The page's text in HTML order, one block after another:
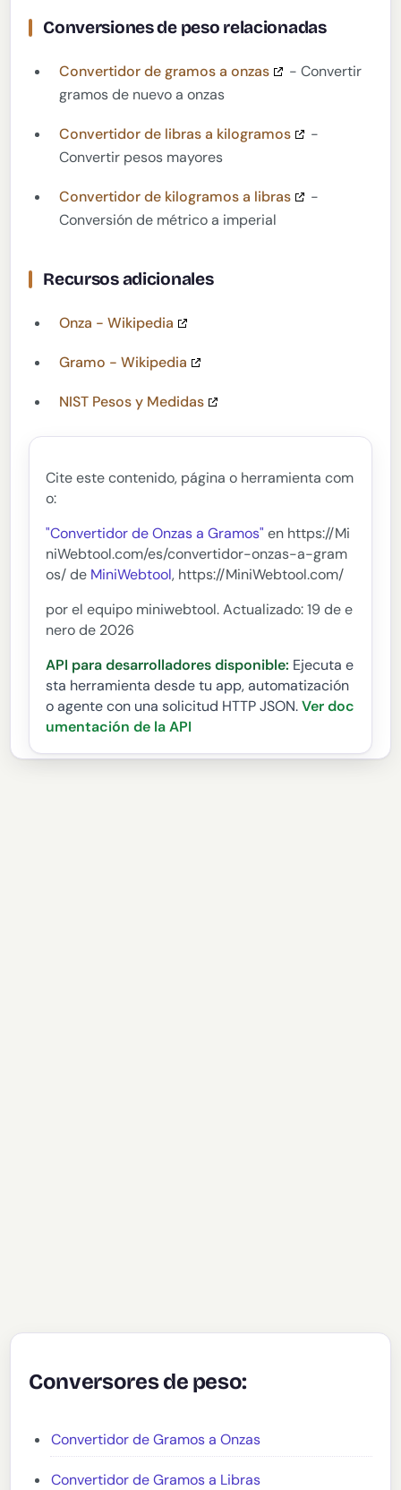
Conversiones de peso relacionadas
Convertidor de gramos a onzas
- Convertir
gramos de nuevo a onzas
Convertidor de libras a kilogramos
-
Convertir pesos mayores
Convertidor de kilogramos a libras
-
Conversión de métrico a imperial
Recursos adicionales
Onza - Wikipedia
Gramo - Wikipedia
NIST Pesos y Medidas
Cite este contenido, página o herramienta com
o:
"Convertidor de Onzas a Gramos" en https://Mi
niWebtool.com/es/convertidor-onzas-a-gram
os/ de MiniWebtool, https://MiniWebtool.com/
por el equipo miniwebtool. Actualizado: 19 de e
nero de 2026
API para desarrolladores disponible: Ejecuta e
sta herramienta desde tu app, automatización
o agente con una solicitud HTTP JSON. Ver doc
umentación de la API
Conversores de peso:
Convertidor de Gramos a Onzas
Convertidor de Gramos a Libras